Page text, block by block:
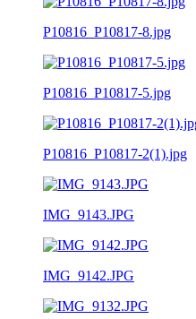
P10816_P10817-8.jpg
P10816_P10817-5.jpg
P10816_P10817-2(1).jpg
IMG_9143.JPG
IMG_9142.JPG